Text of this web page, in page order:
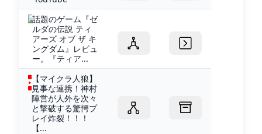
話題のゲーム『ゼ
ルダの伝説 ティ
アーズ オブ ザ キ
ングダム』レビュ
ー。『ティア...
【マイクラ人狼】
見事な連携！神村
陣営が人外を次々
と撃破する驚愕プ
レイ炸裂！！！
【...